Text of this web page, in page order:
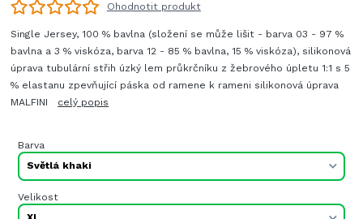
Ohodnotit produkt
Single Jersey, 100 % bavlna (složení se může lišit - barva 03 - 97 %
bavlna a 3 % viskóza, barva 12 - 85 % bavlna, 15 % viskóza), silikonová
úprava tubulární střih úzký lem průkrčníku z žebrového úpletu 1:1 s 5
% elastanu zpevňující páska od ramene k rameni silikonová úprava
MALFINI celý popis
Barva
Velikost